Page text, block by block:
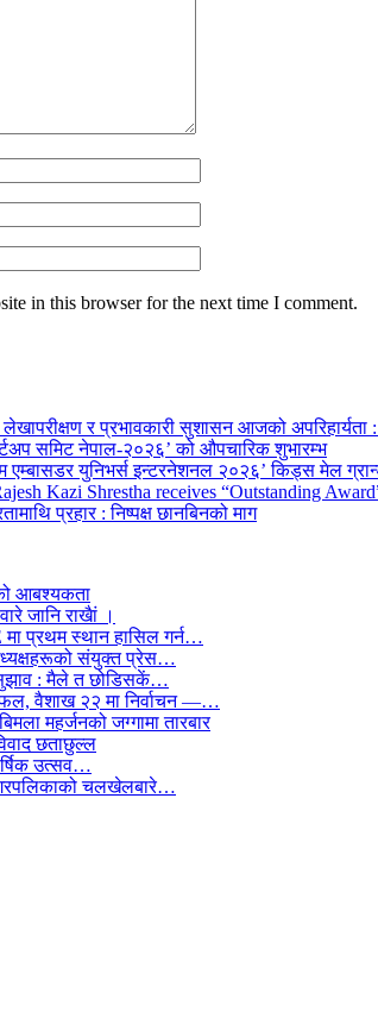
in this browser for the next time I comment.
लेखापरीक्षण र प्रभावकारी सुशासन आजको अपरिहार्यता
समिट नेपाल-२०२६’ को औपचारिक शुभारम्भ
युनिभर्स इन्टरनेशनल २०२६’ किड्स मेल
Kazi Shrestha receives “Outstanding
प्रहार : निष्पक्ष छानबिनको माग
आबश्यकता
जानि राखैां ।
मा प्रथम स्थान हासिल गर्न…
संयुक्त प्रेस…
: मैले त छोडिसकें…
वैशाख २२ मा निर्वाचन —…
महर्जनको जग्गामा तारबार
छताछुल्ल
‌उत्सव…
चलखेलबारे…